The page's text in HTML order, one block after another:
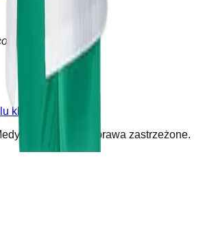
klienta
Wszelkie prawa zastrzeżone.